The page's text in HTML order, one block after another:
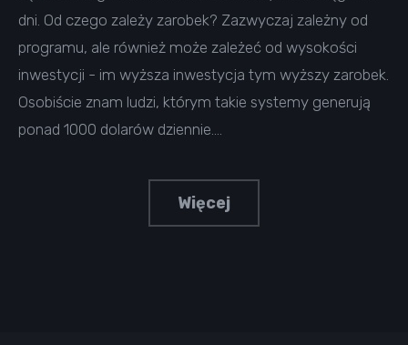
dni. Od czego zależy zarobek? Zazwyczaj zależny od
programu, ale również może zależeć od wysokości
inwestycji - im wyższa inwestycja tym wyższy zarobek.
Osobiście znam ludzi, którym takie systemy generują
ponad 1000 dolarów dziennie.…
Więcej